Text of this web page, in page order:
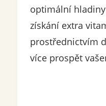
optimální
získání extra
prostřednictvím
více prospět